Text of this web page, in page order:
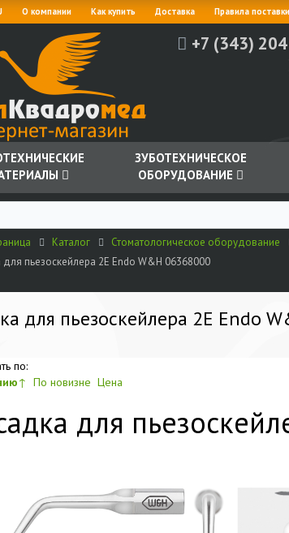
О компании Как купить Доставка Правила поставки
+7 (343)
ЗУБОТЕХНИЧЕСКОЕ
ОБОРУДОВАНИЕ
Каталог Стоматологическое оборудование
пьезоскейлера 2E Endo W&H 06368000
для пьезоскейлера 2E Endo
по:
↑ По новизне Цена
для